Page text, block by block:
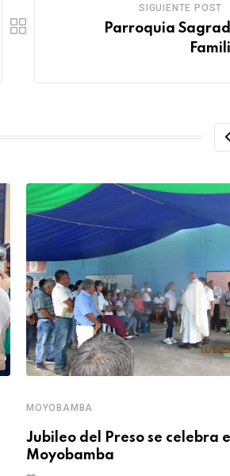
SIGUIENTE POST
Parroquia
MOYOBAMBA
Jubileo del Preso se celebra
Moyobamba